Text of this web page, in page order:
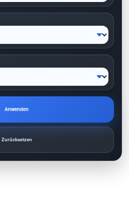
Anwenden
Zurücksetzen